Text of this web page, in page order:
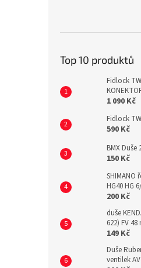
Top 10 produktů
Fidlock
1 090 Kč
Fidlock
590 Kč
BMX Duše
150 Kč
SHIMANO
HG40 HG
200 Kč
duše
622) FV 48
149 Kč
Duše
ventilek